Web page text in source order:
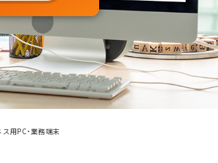
ス用PC・業務端末